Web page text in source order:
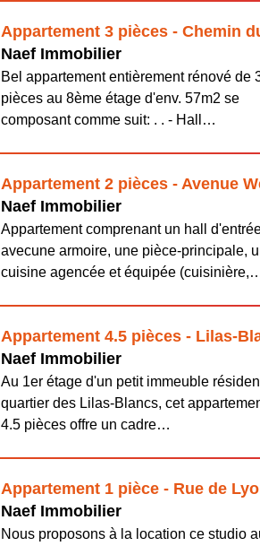
Appartement 3 pièces - Chemin
Naef Immobilier
Bel appartement entièrement rénové de
pièces au 8ème étage d'env. 57m2 se
composant comme suit: . . - Hall…
Appartement 2 pièces - Avenue
Naef Immobilier
Appartement comprenant un hall
avecune armoire, une pièce-principale,
cuisine agencée et équipée
Appartement 4.5 pièces - Lilas-
Naef Immobilier
Au 1er étage d'un petit immeuble
quartier des Lilas-Blancs, cet
4.5 pièces offre un cadre…
Appartement 1 pièce - Rue de
Naef Immobilier
Nous proposons à la location ce studio